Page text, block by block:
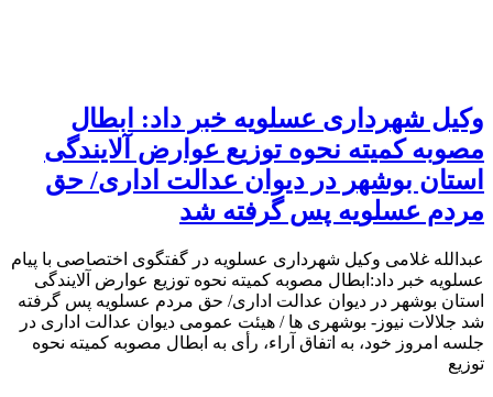
وکیل شهرداری عسلویه خبر داد: ابطال
مصوبه کمیته نحوه توزیع عوارض آلایندگی
استان بوشهر در دیوان عدالت اداری/ حق
مردم عسلویه پس گرفته شد
عبدالله غلامی وکیل شهرداری عسلویه در گفتگوی اختصاصی با پیام
عسلویه خبر داد:ابطال مصوبه کمیته نحوه توزیع عوارض آلایندگی
استان بوشهر در دیوان عدالت اداری/ حق مردم عسلویه پس گرفته
شد جلالات نیوز- بوشهری ها / هیئت عمومی دیوان عدالت اداری در
جلسه امروز خود، به اتفاق آراء، رأی به ابطال مصوبه کمیته نحوه
توزیع